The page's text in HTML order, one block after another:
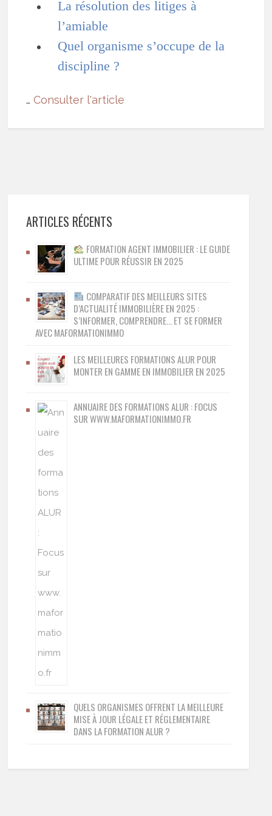
La résolution des litiges à
l’amiable
Quel organisme s’occupe de la
discipline ?
…Consulter l'article
ARTICLES RÉCENTS
FORMATION AGENT IMMOBILIER : LE GUIDE
ULTIME POUR RÉUSSIR EN 2025
COMPARATIF DES MEILLEURS SITES
D’ACTUALITÉ IMMOBILIÈRE EN 2025 :
S’INFORMER, COMPRENDRE… ET SE FORMER
AVEC MAFORMATIONIMMO
LES MEILLEURES FORMATIONS ALUR POUR
MONTER EN GAMME EN IMMOBILIER EN 2025
ANNUAIRE DES FORMATIONS ALUR : FOCUS
SUR WWW.MAFORMATIONIMMO.FR
QUELS ORGANISMES OFFRENT LA MEILLEURE
MISE À JOUR LÉGALE ET RÉGLEMENTAIRE
DANS LA FORMATION ALUR ?